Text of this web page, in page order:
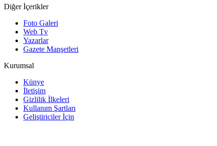
Diğer İçerikler
Foto Galeri
Web Tv
Yazarlar
Gazete Manşetleri
Kurumsal
Künye
İletişim
Gizlilik İlkeleri
Kullanım Şartları
Geliştiriciler İçin